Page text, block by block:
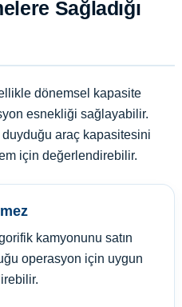
Sağladığı
dönemsel kapasite
esnekliği sağlayabilir.
araç kapasitesini
için değerlendirebilir.
kamyonunu satın
operasyon için uygun